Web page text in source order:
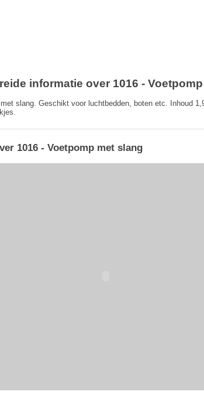
informatie over 1016 -
slang. Geschikt voor luchtbedden, boten etc. Inhoud
1016 - Voetpomp met slang